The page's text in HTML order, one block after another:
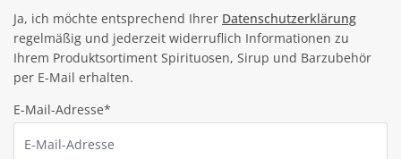
Ja, ich möchte entsprechend Ihrer Datenschutzerklärung
regelmäßig und jederzeit widerruflich Informationen zu
Ihrem Produktsortiment Spirituosen, Sirup und Barzubehör
per E-Mail erhalten.
E-Mail-Adresse*